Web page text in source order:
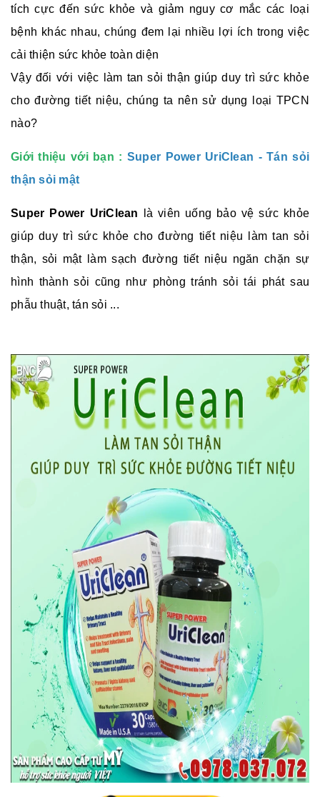
tích cực đến sức khỏe và giảm nguy cơ mắc các loại
bệnh khác nhau, chúng đem lại nhiều lợi ích trong việc
cải thiện sức khỏe toàn diện
Vậy đối với việc làm tan sỏi thận giúp duy trì sức khỏe
cho đường tiết niệu, chúng ta nên sử dụng loại TPCN
nào?
Giới thiệu với bạn : Super Power UriClean - Tán sỏi
thận sỏi mật
Super Power UriClean là viên uống bảo vệ sức khỏe
giúp duy trì sức khỏe cho đường tiết niệu làm tan sỏi
thận, sỏi mật làm sạch đường tiết niệu ngăn chặn sự
hình thành sỏi cũng như phòng tránh sỏi tái phát sau
phẫu thuật, tán sỏi ...